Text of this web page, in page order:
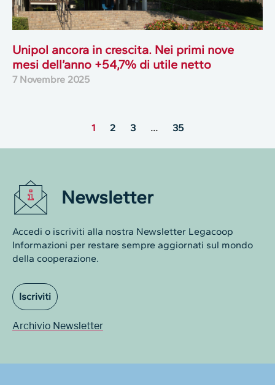
Unipol ancora in crescita. Nei primi nove
mesi dell’anno +54,7% di utile netto
7 Novembre 2025
1 2 3 … 35
Newsletter
Accedi o iscriviti alla nostra Newsletter Legacoop
Informazioni per restare sempre aggiornati sul mondo
della cooperazione.
Iscriviti
Archivio Newsletter